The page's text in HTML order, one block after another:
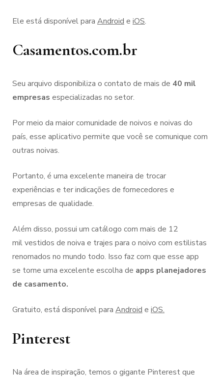
Ele está disponível para Android e iOS.
Casamentos.com.br
Seu arquivo disponibiliza o contato de mais de 40 mil
empresas especializadas no setor.
Por meio da maior comunidade de noivos e noivas do
país, esse aplicativo permite que você se comunique com
outras noivas.
Portanto, é uma excelente maneira de trocar
experiências e ter indicações de fornecedores e
empresas de qualidade.
Além disso, possui um catálogo com mais de 12
mil vestidos de noiva e trajes para o noivo com estilistas
renomados no mundo todo. Isso faz com que esse app
se torne uma excelente escolha de apps planejadores
de casamento.
Gratuito, está disponível para Android e iOS.
Pinterest
Na área de inspiração, temos o gigante Pinterest que